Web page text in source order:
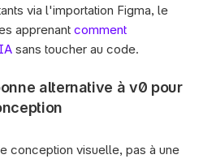
via l'importation Figma, le
apprenant comment
sans toucher au code.
alternative à v0 pour
conception visuelle, pas à une